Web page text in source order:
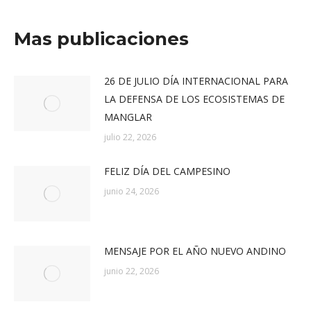
Mas publicaciones
26 DE JULIO DÍA INTERNACIONAL PARA
LA DEFENSA DE LOS ECOSISTEMAS DE
MANGLAR
julio 22, 2026
FELIZ DÍA DEL CAMPESINO
junio 24, 2026
MENSAJE POR EL AÑO NUEVO ANDINO
junio 22, 2026